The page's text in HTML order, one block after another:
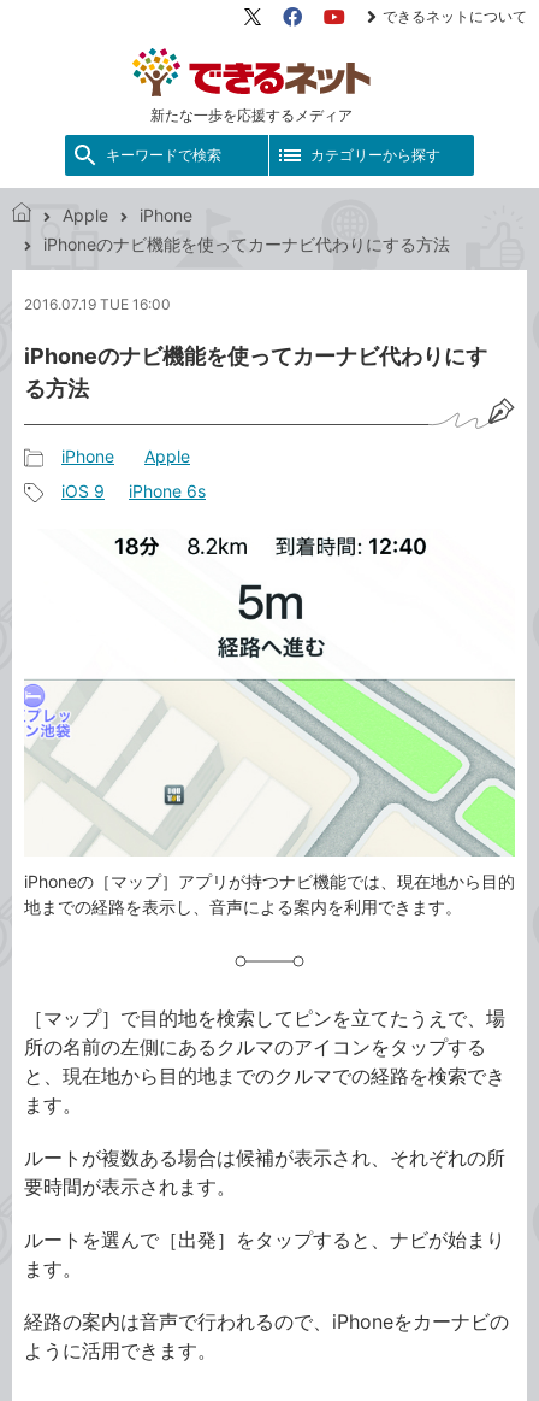
新たな一歩を応援するメディア
X（旧
FacebookYouTube
できるネットについて
キーワードで検索 カテゴリーから探す
で
ネ
ト
Apple
iPhone
iPhoneのナビ機能を使ってカーナビ代わりにする方法
2016.07.19 TUE 16:00
iPhoneのナビ機能を使ってカーナビ代わりにす
る方法
事
iPhone Apple
iOS 9 iPhone 6s
iPhoneの［マップ］アプリが持つナビ機能では、現在地から目的
地までの経路を表示し、音声による案内を利用できます。
［マップ］で目的地を検索してピンを立てたうえで、場
所の名前の左側にあるクルマのアイコンをタップする
と、現在地から目的地までのクルマでの経路を検索でき
ます。
ルートが複数ある場合は候補が表示され、それぞれの所
要時間が表示されます。
ルートを選んで［出発］をタップすると、ナビが始まり
ます。
経路の案内は音声で行われるので、iPhoneをカーナビの
ように活用できます。